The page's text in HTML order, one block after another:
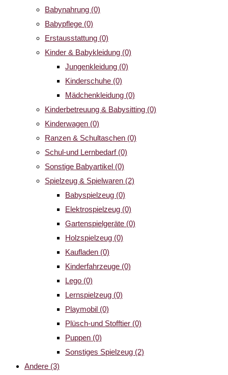
Babynahrung (0)
Babypflege (0)
Erstausstattung (0)
Kinder & Babykleidung (0)
Jungenkleidung (0)
Kinderschuhe (0)
Mädchenkleidung (0)
Kinderbetreuung & Babysitting (0)
Kinderwagen (0)
Ranzen & Schultaschen (0)
Schul-und Lernbedarf (0)
Sonstige Babyartikel (0)
Spielzeug & Spielwaren (2)
Babyspielzeug (0)
Elektrospielzeug (0)
Gartenspielgeräte (0)
Holzspielzeug (0)
Kaufladen (0)
Kinderfahrzeuge (0)
Lego (0)
Lernspielzeug (0)
Playmobil (0)
Plüsch-und Stofftier (0)
Puppen (0)
Sonstiges Spielzeug (2)
Andere (3)